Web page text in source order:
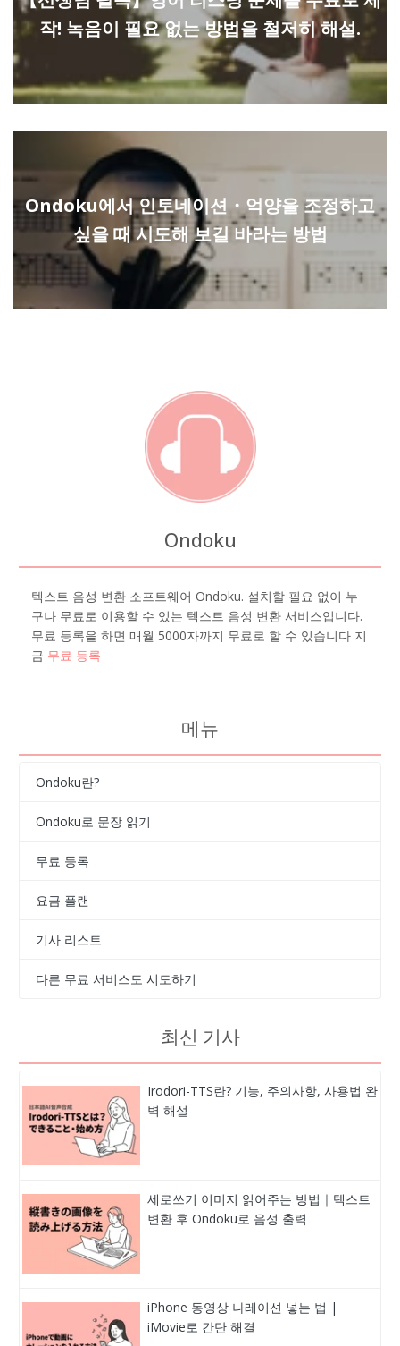
작! 녹음이 필요 없는 방법을 철저히 해설.
Ondoku에서 인토네이션・억양을 조정하고
싶을 때 시도해 보길 바라는 방법
Ondoku
텍스트 음성 변환 소프트웨어 Ondoku. 설치할 필요 없이 누
구나 무료로 이용할 수 있는 텍스트 음성 변환 서비스입니다.
무료 등록을 하면 매월 5000자까지 무료로 할 수 있습니다 지
금 무료 등록
메뉴
Ondoku란?
Ondoku로 문장 읽기
무료 등록
요금 플랜
기사 리스트
다른 무료 서비스도 시도하기
최신 기사
Irodori-TTS란? 기능, 주의사항, 사용법 완
벽 해설
세로쓰기 이미지 읽어주는 방법｜텍스트
변환 후 Ondoku로 음성 출력
iPhone 동영상 나레이션 넣는 법 |
iMovie로 간단 해결